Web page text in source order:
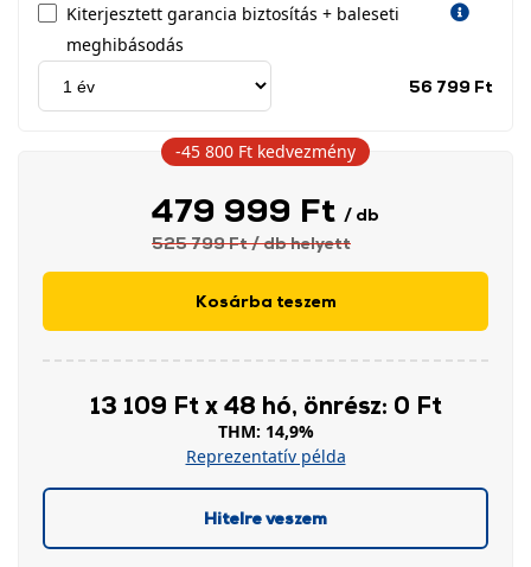
Kiterjesztett garancia biztosítás + baleseti
meghibásodás
56 799 Ft
479 999 Ft / db
525 799 Ft/ dbhelyett
Kosárba teszem
13 109 Ft x 48 hó, önrész: 0 Ft
THM: 14,9%
Reprezentatív példa
Hitelre veszem
-45 800 Ft kedvezmény